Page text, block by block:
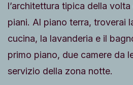
l’architettura tipica della
piani. Al piano terra, troverai
cucina, la lavanderia e il
primo piano, due camere da
servizio della zona notte.